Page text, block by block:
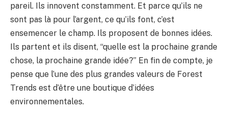
pareil. Ils innovent constamment. Et parce qu’ils ne
sont pas là pour l’argent, ce qu’ils font, c’est
ensemencer le champ. Ils proposent de bonnes idées.
Ils partent et ils disent, “quelle est la prochaine grande
chose, la prochaine grande idée?” En fin de compte, je
pense que l’une des plus grandes valeurs de Forest
Trends est d’être une boutique d’idées
environnementales.